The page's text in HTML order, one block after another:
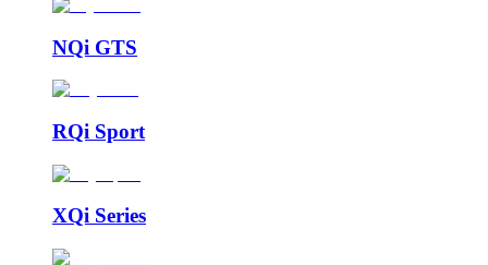
NQi GTS
RQi Sport
XQi Series